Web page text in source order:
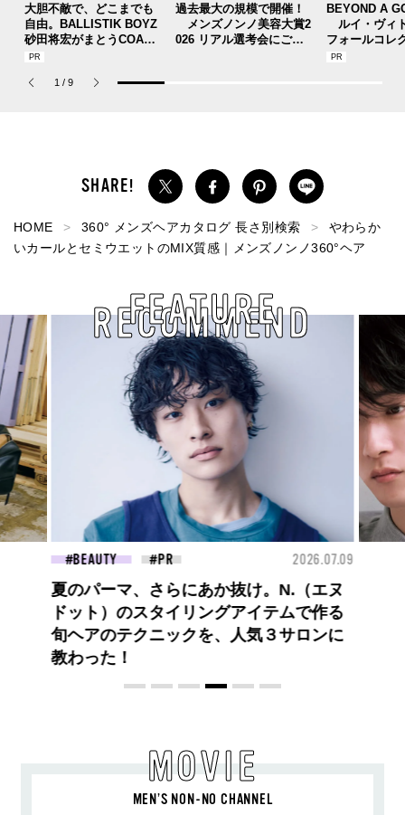
大胆不敵で、どこまでも
自由。BALLISTIK BOYZ
砂田将宏がまとうCOACH
の新作フレグランス「コ
パルファム」
過去最大の規模で開催！
メンズノンノ美容大賞2
026 リアル選考会にご招
BEYOND A
ルイ・ヴィ
フォールコレ
描くプレッピ
1 / 9
HOME 360° メンズヘアカタログ 長さ別検索
やわらか
いカールとセミウエットのMIX質感｜メンズノンノ360°ヘア
RECOMMEND
FEATURE
FASHION 2026.07.09
高橋璃央と、ジュエッテの出会い。夏の
定番、ピンクゴールドが印象的
な“SUMMER PINK”［meets Jouete!
Vol.12］
MOVIE
MEN’S NON-NO CHANNEL